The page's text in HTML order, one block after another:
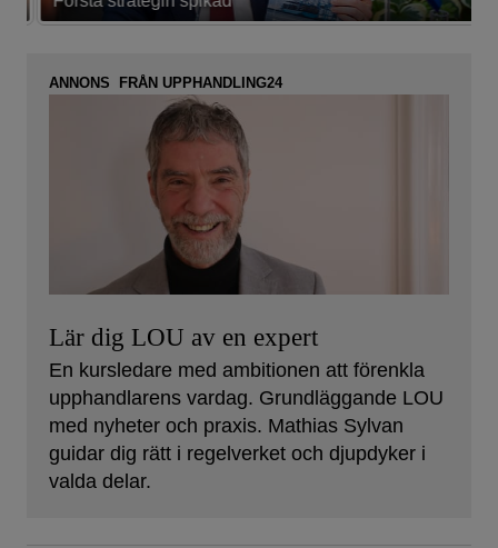
ANNONS FRÅN UPPHANDLING24
Lär dig LOU av en expert
En kursledare med ambitionen att förenkla
upphandlarens vardag. Grundläggande LOU
med nyheter och praxis. Mathias Sylvan
guidar dig rätt i regelverket och djupdyker i
valda delar.